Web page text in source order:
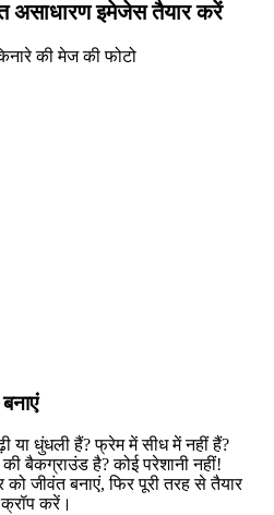
असाधारण इमेजेस तैयार करें
या धुंधली हैं? फ्रेम में सीध में नहीं हैं?
बैकग्राउंड है? कोई परेशानी नहीं!
जीवंत बनाएं, फिर पूरी तरह से तैयार
करें।